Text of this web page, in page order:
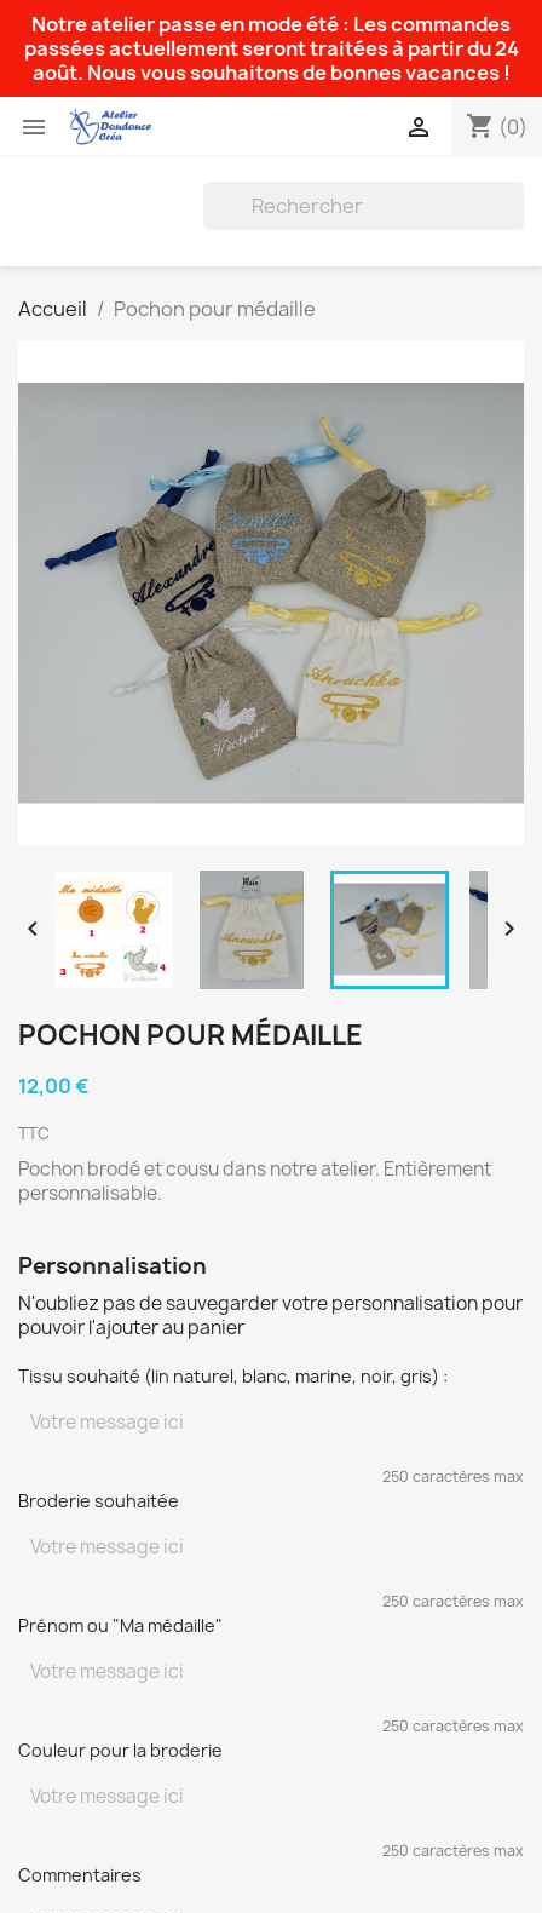
Notre atelier passe en mode été : Les commandes
passées actuellement seront traitées à partir du 24
août. Nous vous souhaitons de bonnes vacances !
 shopping_cart (0)

Accueil Pochon pour médaille
 
POCHON POUR MÉDAILLE
12,00 €
TTC
Pochon brodé et cousu dans notre atelier. Entièrement
personnalisable.
Personnalisation
N'oubliez pas de sauvegarder votre personnalisation pour
pouvoir l'ajouter au panier
Tissu souhaité (lin naturel, blanc, marine, noir, gris) :
250 caractères max
Broderie souhaitée
250 caractères max
Prénom ou "Ma médaille"
250 caractères max
Couleur pour la broderie
250 caractères max
Commentaires